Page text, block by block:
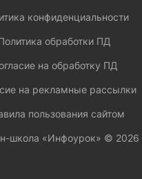
конфиденциальности
обработки ПД
на обработку ПД
на рекламные рассылки
пользования сайтом
школа «Инфоурок» © 2026